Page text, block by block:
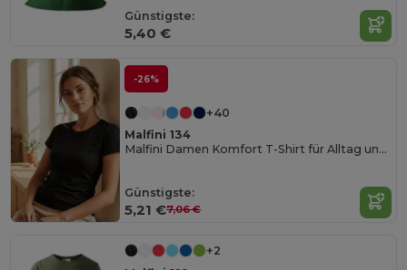
Günstigste:
5,40 €
-26%
+40
Malfini 134
Malfini Damen Komfort T-Shirt für Alltag und Büro
Günstigste:
5,21 €7,06 €
+2